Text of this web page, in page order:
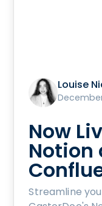
Louise
Now
Notion
Streamline